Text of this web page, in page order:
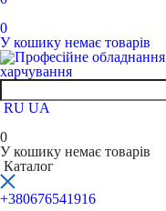
0
У кошику немає товарів
RU UA
0
У кошику немає товарів
Каталог
+380676541916